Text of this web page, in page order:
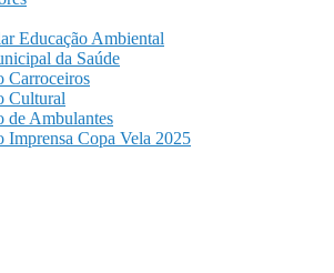
Educação Ambiental
da Saúde
Carroceiros
Cultural
de Ambulantes
Imprensa Copa Vela 2025